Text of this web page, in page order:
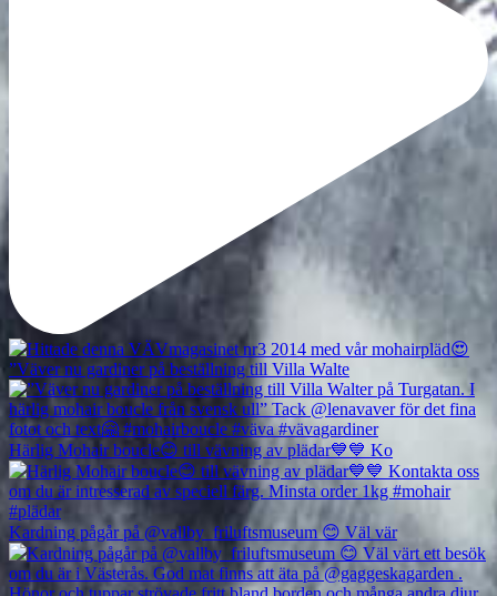
”Väver nu gardiner på beställning till Villa Walte
Härlig Mohair boucle😊 till vävning av plädar💙💙 Ko
Kardning pågår på @vallby_friluftsmuseum 😊 Väl vär